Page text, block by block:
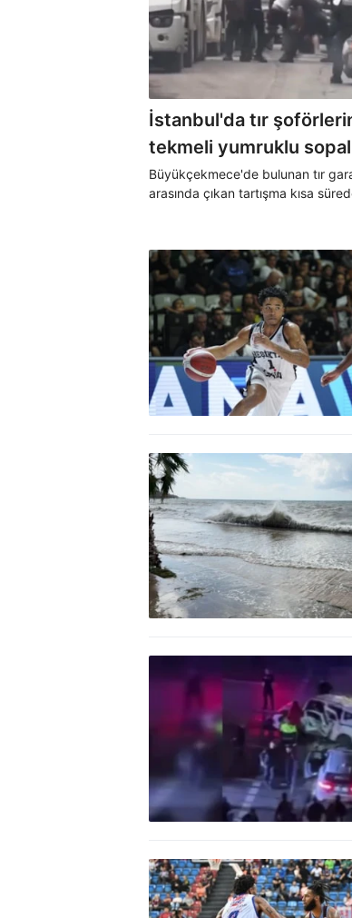
İstanbul'da tır
tekmeli yumruklu
kamerada
Büyükçekmece'de bulunan tır
arasında çıkan tartışma kısa
cep telefonu kamerasına yansıdı.